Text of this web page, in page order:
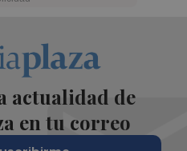
actualidad de
en tu correo